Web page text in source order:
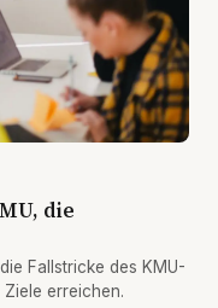
die
Fallstricke des KMU-
erreichen.